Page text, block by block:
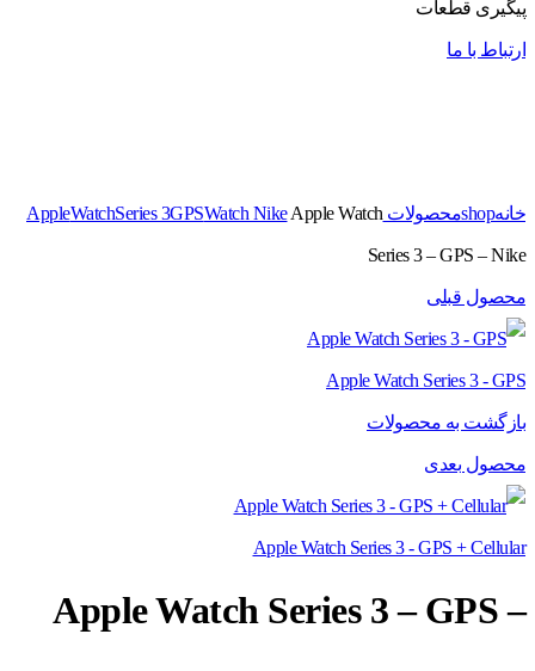
پیگیری قطعات
ارتباط با ما
خانهshopمحصولات Apple WatchSeries 3GPSWatch NikeApple Watch
Series 3 – GPS – Nike
محصول قبلی
Apple Watch Series 3 - GPS
بازگشت به محصولات
محصول بعدی
Apple Watch Series 3 - GPS + Cellular
Apple Watch Series 3 – GPS –